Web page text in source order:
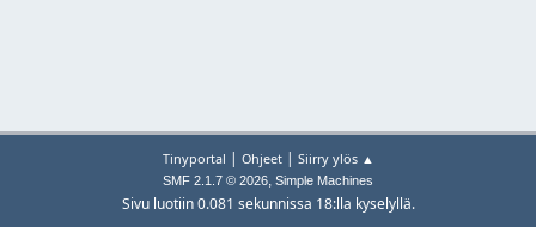
Tinyportal | Ohjeet| Siirry ylös ▲
SMF 2.1.7 © 2026, Simple Machines
Sivu luotiin 0.081 sekunnissa 18:lla kyselyllä.